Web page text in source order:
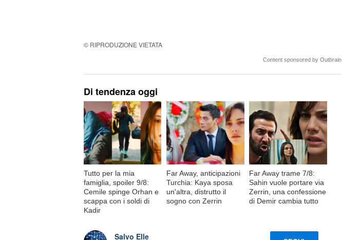
© RIPRODUZIONE VIETATA
Content sponsored by Outbrain
Di tendenza oggi
Tutto per la mia
famiglia, spoiler 9/8:
Cemile spinge Orhan e
scappa con i soldi di
Kadir
Far Away, anticipazioni
Turchia: Kaya sposa
un'altra, distrutto il
sogno con Zerrin
Far Away trame 7/8:
Sahin vuole portare via
Zerrin, una confessione
di Demir cambia tutto
Salvo Elle